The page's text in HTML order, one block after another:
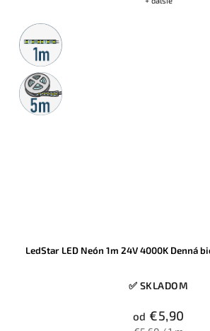
Metrážny
predaj
5m
rolka
LedStar LED Neón 1m 24V 4000K Denná
✅ SKLADOM
od €5,90